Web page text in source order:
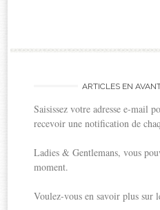
ARTICLES EN
Saisissez votre adresse e-mail
recevoir une notification de
Ladies & Gentlemans, vous
moment.
Voulez-vous en savoir plus sur